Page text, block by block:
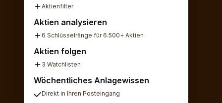
Aktienfilter
Aktien analysieren
6 Schlüsselränge für 6.500+ Aktien
Aktien folgen
3 Watchlisten
Wöchentliches Anlagewissen
Direkt in Ihren Posteingang